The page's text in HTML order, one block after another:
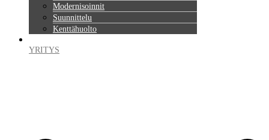
Modernisoinnit
Suunnittelu
Kenttähuolto
YRITYS